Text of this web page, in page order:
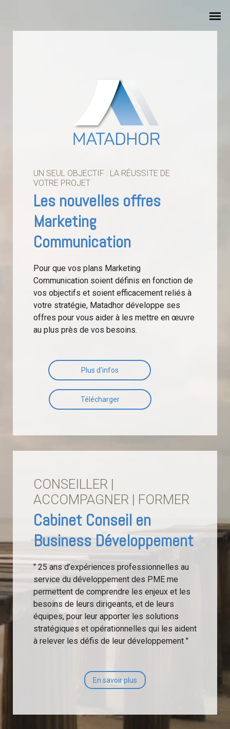
UN SEUL OBJECTIF : LA RÉUSSITE DE
VOTRE PROJET
Les nouvelles offres
Marketing
Communication
Pour que vos plans Marketing
Communication soient définis en fonction de
vos objectifs et soient efficacement reliés à
votre stratégie, Matadhor développe ses
offres pour vous aider à les mettre en œuvre
au plus près de vos besoins.
Plus d'infos
Télécharger
CONSEILLER |
ACCOMPAGNER | FORMER
Cabinet Conseil en
Business Développement
" 25 ans d’expériences professionnelles au
service du développement des PME me
permettent de comprendre les enjeux et les
besoins de leurs dirigeants, et de leurs
équipes, pour leur apporter les solutions
stratégiques et opérationnelles qui les aident
à relever les défis de leur développement "
En savoir plus